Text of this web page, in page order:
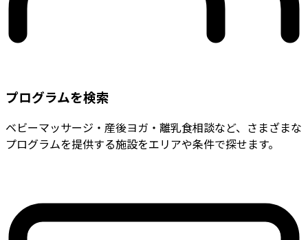
プログラムを検索
ベビーマッサージ・産後ヨガ・離乳食相談など、さまざまな
プログラムを提供する施設をエリアや条件で探せます。